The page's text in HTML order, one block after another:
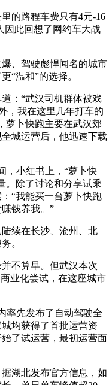
的路程车费只有4元-16
因此回想了网约车大战
、驾驶彪悍闻名的城市
“温和”的选择。
：“武汉司机群体被戏
，我在这里几年打车的
萝卜快跑主要在武汉郊
城运营后，他迅速下载
，小红书上，“萝卜快
。除了讨论和分享试乘
“我能买一台萝卜快跑
钱养我。”
续在长沙、沧州、北
。
不算早。但武汉本次
业化尝试，在这座城市
率先发布了自动驾驶全
均获得了首批运营资
了试运营，最初运营面
湖北发布官方信息，如